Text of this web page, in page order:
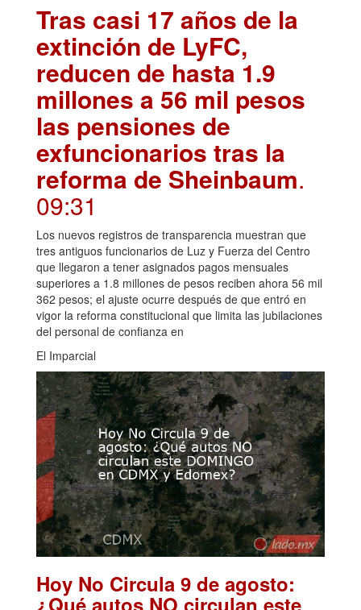
Tras casi 17 años de la
extinción de LyFC,
reducen de hasta 1.9
millones a 56 mil pesos
las pensiones de
exfuncionarios tras la
reforma de Sheinbaum.
09:31
Los nuevos registros de transparencia muestran que
tres antiguos funcionarios de Luz y Fuerza del Centro
que llegaron a tener asignados pagos mensuales
superiores a 1.8 millones de pesos reciben ahora 56 mil
362 pesos; el ajuste ocurre después de que entró en
vigor la reforma constitucional que limita las jubilaciones
del personal de confianza en
El Imparcial
Hoy No Circula 9 de agosto:
¿Qué autos NO circulan este